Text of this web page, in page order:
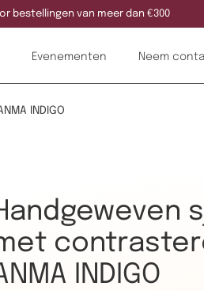
bestellingen van meer dan €300
Evenementen Neem
INDIGO
INDIGO